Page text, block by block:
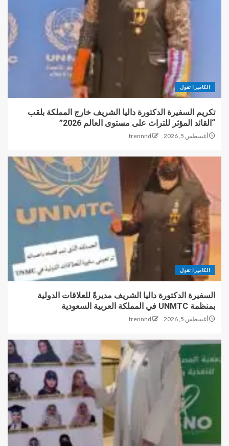
الكاميرا تقول
تكريم السفيرة الدكتورة داليا الشريف خارج المملكة بلقب
“القائد المؤثر للتراث على مستوى العالم 2026”
أغسطس 5, 2026 trennnd
الكاميرا تقول
السفيرة الدكتورة داليا الشريف مديرةً للعلاقات الدولية
بمنظمة UNMTC في المملكة العربية السعودية
أغسطس 5, 2026 trennnd